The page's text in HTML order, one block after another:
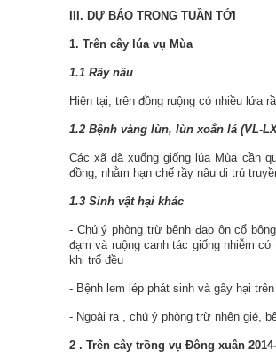
III. DỰ BÁO TRONG TUẦN TỚI
1. Trên cây lúa vụ Mùa
1.1 Rầy nâu
Hiện tại, trên đồng ruộng có nhiều lứa
1.2 Bệnh vàng lùn, lùn xoắn lá (VL-
Các xã đã xuống giống lúa Mùa cần
đồng, nhằm hạn chế rầy nâu di trú
1.3 Sinh vật hại khác
- Chú ý phòng trừ bệnh đạo ôn cổ
đạm và ruộng canh tác giống nhiễm
khi trổ đều
- Bệnh lem lép phát sinh và gây hại
- Ngoài ra , chú ý phòng trừ nhện gié,
2 . Trên cây trồng vụ Đông xuân